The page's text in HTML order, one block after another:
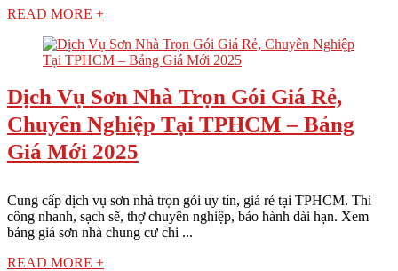
READ MORE +
Dịch Vụ Sơn Nhà Trọn Gói Giá Rẻ,
Chuyên Nghiệp Tại TPHCM – Bảng
Giá Mới 2025
Cung cấp dịch vụ sơn nhà trọn gói uy tín, giá rẻ tại TPHCM. Thi
công nhanh, sạch sẽ, thợ chuyên nghiệp, bảo hành dài hạn. Xem
bảng giá sơn nhà chung cư chi ...
READ MORE +